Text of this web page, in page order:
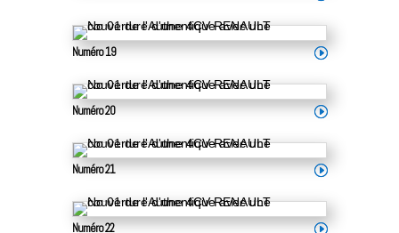
Numéro 19
Numéro 20
Numéro 21
Numéro 22